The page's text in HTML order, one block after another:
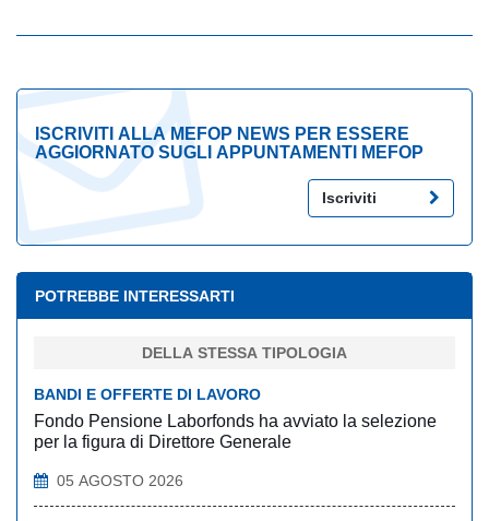
ISCRIVITI ALLA MEFOP NEWS PER ESSERE
AGGIORNATO SUGLI APPUNTAMENTI MEFOP
Iscriviti
POTREBBE INTERESSARTI
DELLA STESSA TIPOLOGIA
BANDI E OFFERTE DI LAVORO
Fondo Pensione Laborfonds ha avviato la selezione
per la figura di Direttore Generale
05 AGOSTO 2026